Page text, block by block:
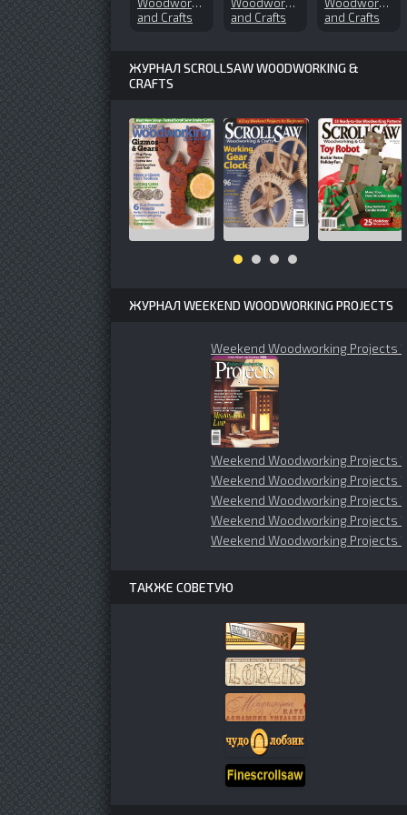
and Crafts
and Crafts
and Crafts
ЖУРНАЛ SCROLLSAW WOODWORKING &
CRAFTS
ЖУРНАЛ WEEKEND WOODWORKING PROJECTS
Weekend Woodworking Projects
Weekend Woodworking Projects
Weekend Woodworking Projects
Weekend Woodworking Projects
Weekend Woodworking Projects
Weekend Woodworking Projects
ТАКЖЕ СОВЕТУЮ